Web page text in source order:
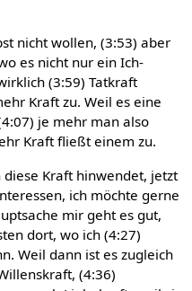
nicht wollen, (3:53) aber
es nicht nur ein Ich-
(3:59) Tatkraft
Kraft zu. Weil es eine
je mehr man also
Kraft fließt einem zu.
Kraft hinwendet, jetzt
ich möchte gerne
mir geht es gut,
dort, wo ich (4:27)
Weil dann ist es zugleich
(4:36)